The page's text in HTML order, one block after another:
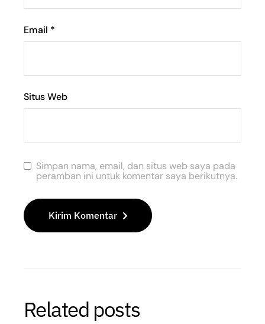
Email *
Situs Web
Simpan nama, email, dan situs web saya pada
peramban ini untuk komentar saya berikutnya.
Kirim Komentar
Related posts